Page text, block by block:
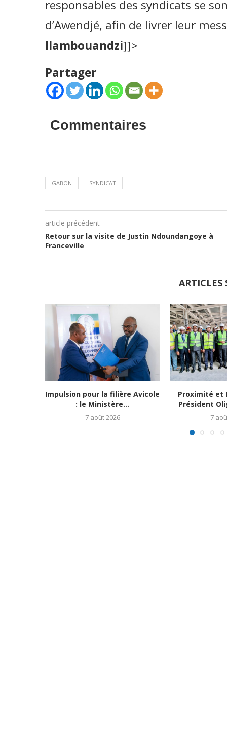
responsables des syndicats se
d’Awendjé, afin de livrer leur
Ilambouandzi]]>
Partager
Commentaires
GABON SYNDICAT
article précédent
Retour sur la visite de Justin Ndoundangoye à
Franceville
ARTICLES
Impulsion pour la filière Avicole
: le Ministère...
7 août 2026
Proximité et
Président
7